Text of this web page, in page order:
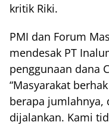
kritik Riki.
PMI dan Forum
mendesak PT
penggunaan dana
“Masyarakat
berapa jumlahnya,
dijalankan. Kami